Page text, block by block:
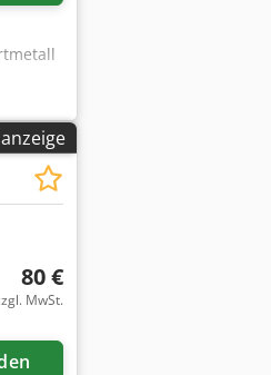
Mehr Bilder anfragen
80 €
MwSt.